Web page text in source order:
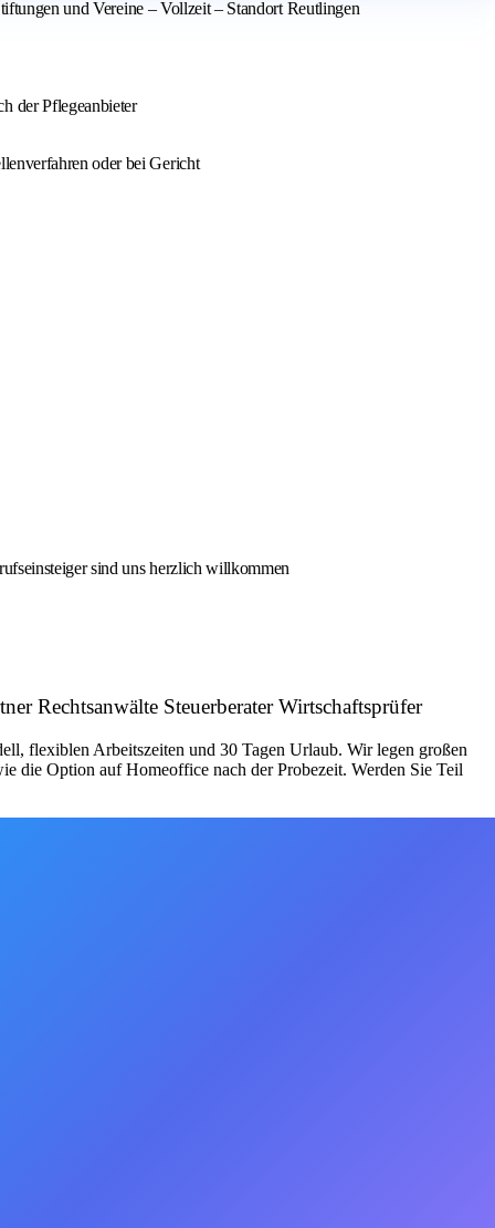
und Vereine – Vollzeit – Standort Reutlingen
der Pflegeanbieter
oder bei Gericht
sind uns herzlich willkommen
Rechtsanwälte Steuerberater Wirtschaftsprüfer
flexiblen Arbeitszeiten und 30 Tagen Urlaub. Wir legen großen
die Option auf Homeoffice nach der Probezeit. Werden Sie Teil